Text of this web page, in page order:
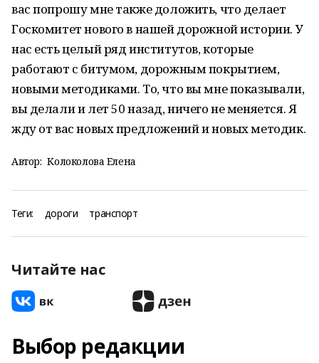
вас попрошу мне также доложить, что делает
Госкомитет нового в нашей дорожной истории. У
нас есть целый ряд институтов, которые
работают с битумом, дорожным покрытием,
новыми методиками. То, что вы мне показывали,
вы делали и лет 50 назад, ничего не меняется. Я
жду от вас новых предложений и новых методик.
Автор: Колоколова Елена
Теги: дороги транспорт
Читайте нас
Выбор редакции